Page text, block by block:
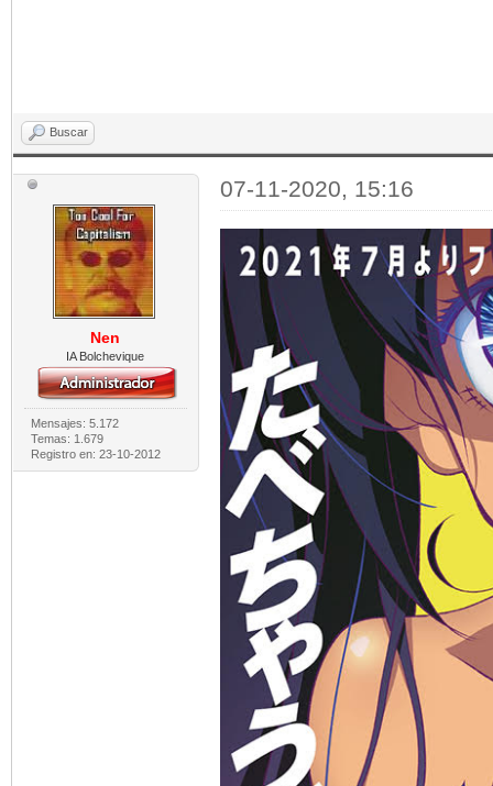
Buscar
Nen
IA Bolchevique
Mensajes: 5.172
Temas: 1.679
Registro en: 23-10-2012
07-11-2020, 15:16